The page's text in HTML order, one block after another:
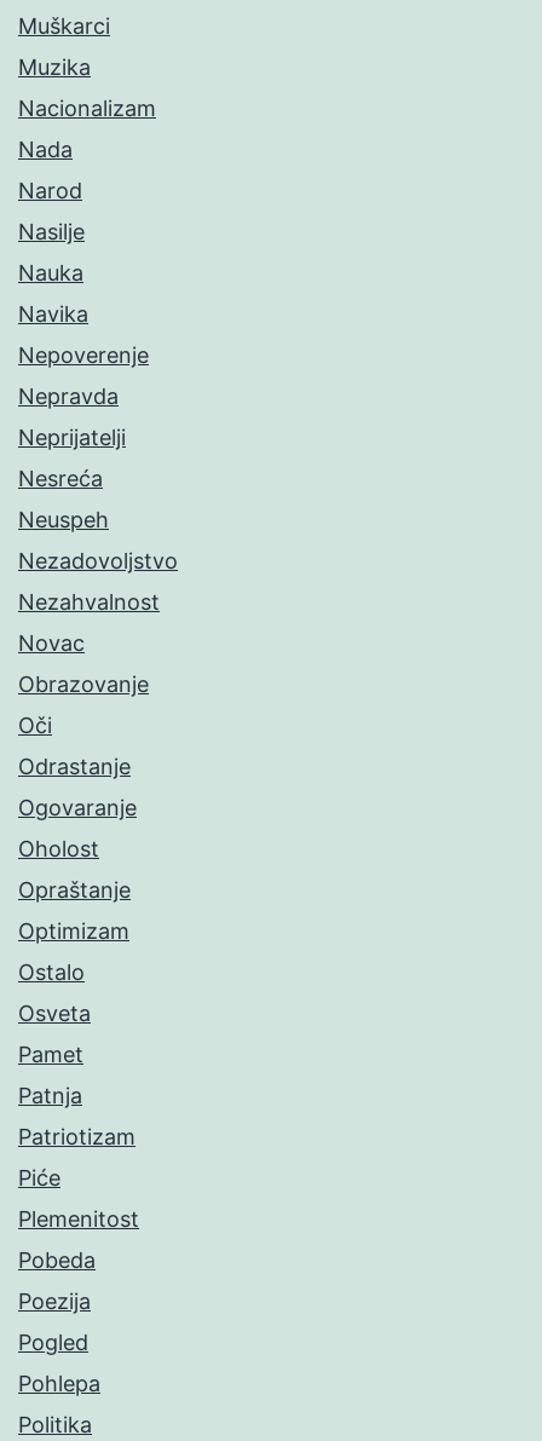
Muškarci
Muzika
Nacionalizam
Nada
Narod
Nasilje
Nauka
Navika
Nepoverenje
Nepravda
Neprijatelji
Nesreća
Neuspeh
Nezadovoljstvo
Nezahvalnost
Novac
Obrazovanje
Oči
Odrastanje
Ogovaranje
Oholost
Opraštanje
Optimizam
Ostalo
Osveta
Pamet
Patnja
Patriotizam
Piće
Plemenitost
Pobeda
Poezija
Pogled
Pohlepa
Politika